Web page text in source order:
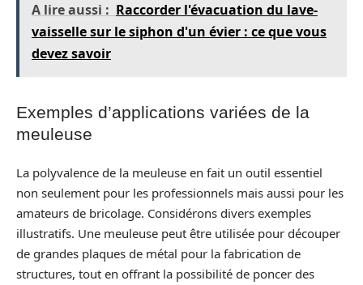
A lire aussi : Raccorder l'évacuation du lave-
vaisselle sur le siphon d'un évier : ce que vous
devez savoir
Exemples d’applications variées de la
meuleuse
La polyvalence de la meuleuse en fait un outil essentiel
non seulement pour les professionnels mais aussi pour les
amateurs de bricolage. Considérons divers exemples
illustratifs. Une meuleuse peut être utilisée pour découper
de grandes plaques de métal pour la fabrication de
structures, tout en offrant la possibilité de poncer des